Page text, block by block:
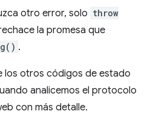
otro error, solo throw
la promesa que
.
los otros códigos de estado
analicemos el protocolo
con más detalle.